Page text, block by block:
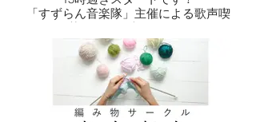
ゆるやかな対話の時間を、ぜひご一緒
会社名、事業内容、参加動機（何を求
談》
8:05 《席替え》2回行います
8:55 《ご案内と締め》
9:00 終了予定
「すずらん音楽隊」主催による歌声喫
茶ならぬ歌声カフェ。
歌謡曲、季節の歌、洋楽などを
生演奏のもとみんなで一緒に歌うイベ
ントです。
リクエストにおこたえしてくれるか
も？！